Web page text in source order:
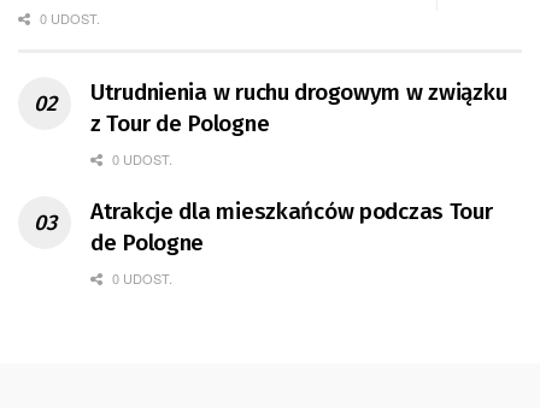
0 UDOST.
Utrudnienia w ruchu drogowym w związku
z Tour de Pologne
0 UDOST.
Atrakcje dla mieszkańców podczas Tour
de Pologne
0 UDOST.